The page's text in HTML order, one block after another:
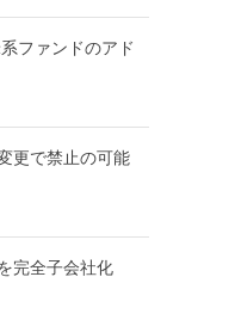
ファンドのアド
更で禁止の可能
完全子会社化